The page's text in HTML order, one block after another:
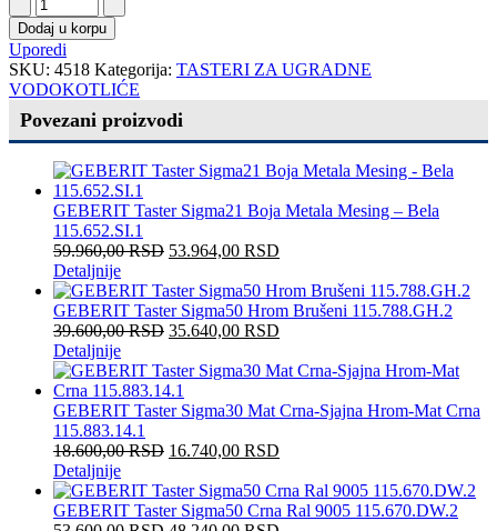
Dodaj u korpu
Uporedi
SKU: 4518 Kategorija: TASTERI ZA UGRADNE
VODOKOTLIĆE
Povezani proizvodi
GEBERIT Taster Sigma21 Boja Metala Mesing – Bela
115.652.SI.1
59.960,00RSD 53.964,00 RSD
Detaljnije
GEBERIT Taster Sigma50 Hrom Brušeni 115.788.GH.2
39.600,00RSD 35.640,00 RSD
Detaljnije
GEBERIT Taster Sigma30 Mat Crna-Sjajna Hrom-Mat Crna
115.883.14.1
18.600,00RSD 16.740,00 RSD
Detaljnije
GEBERIT Taster Sigma50 Crna Ral 9005 115.670.DW.2